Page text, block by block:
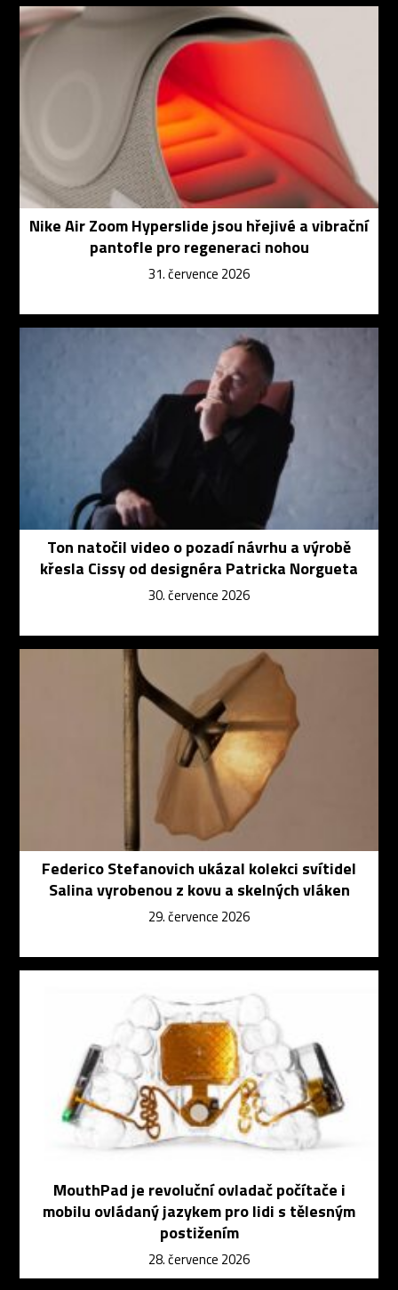
Nike Air Zoom Hyperslide jsou hřejivé a vibrační
pantofle pro regeneraci nohou
31. července 2026
Ton natočil video o pozadí návrhu a výrobě
křesla Cissy od designéra Patricka Norgueta
30. července 2026
Federico Stefanovich ukázal kolekci svítidel
Salina vyrobenou z kovu a skelných vláken
29. července 2026
MouthPad je revoluční ovladač počítače i
mobilu ovládaný jazykem pro lidi s tělesným
postižením
28. července 2026